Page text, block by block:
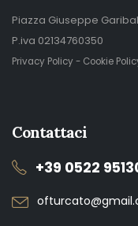
Piazza Giuseppe
P.iva 02134760350
Privacy Policy- Cookie
Contattaci
+39 0522